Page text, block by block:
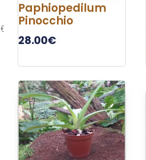
€
Paphiopedilum
Pinocchio
28.00€